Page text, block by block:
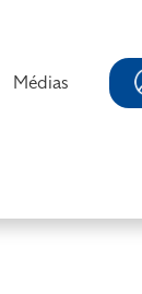
Médias